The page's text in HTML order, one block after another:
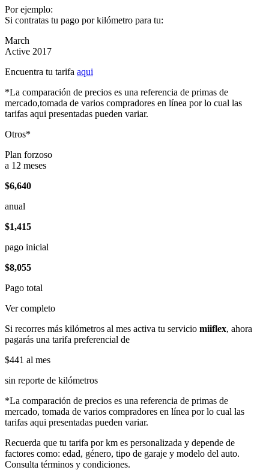
Por ejemplo:
Si contratas tu pago por kilómetro para tu:
March
Active 2017
Encuentra tu tarifa aqui
*La comparación de precios es una referencia de primas de
mercado,tomada de varios compradores en línea por lo cual las
tarifas aqui presentadas pueden variar.
Otros*
Plan forzoso
a 12 meses
$6,640
anual
$1,415
pago inicial
$8,055
Pago total
Ver completo
Si recorres más kilómetros al mes activa tu servicio miiflex, ahora
pagarás una tarifa preferencial de
$441 al mes
sin reporte de kilómetros
*La comparación de precios es una referencia de primas de
mercado, tomada de varios compradores en línea por lo cual las
tarifas aqui presentadas pueden variar.
Recuerda que tu tarifa por km es personalizada y depende de
factores como: edad, género, tipo de garaje y modelo del auto.
Consulta términos y condiciones.